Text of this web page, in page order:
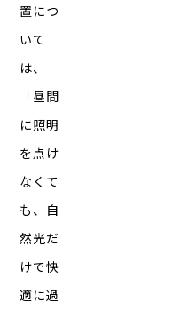
置につ
いて
は、
「昼間
に照明
を点け
なくて
も、自
然光だ
けで快
適に過